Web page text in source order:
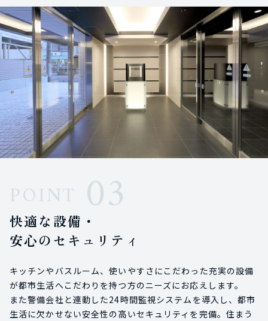
POINT 03
快適な設備・
安心のセキュリティ
キッチンやバスルーム、使いやすさにこだわった充実の設備
が都市生活へこだわりを持つ方のニーズにお応えします。
また警備会社と連動した24時間監視システムを導入し、都市
生活に欠かせない安全性の高いセキュリティを完備。住まう